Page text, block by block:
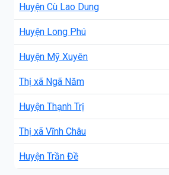
Huyện Cù Lao Dung
Huyện Long Phú
Huyện Mỹ Xuyên
Thị xã Ngã Năm
Huyện Thạnh Trị
Thị xã Vĩnh Châu
Huyện Trần Đề